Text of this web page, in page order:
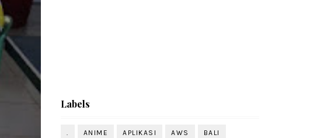
Labels
. ANIME APLIKASI AWS BALI